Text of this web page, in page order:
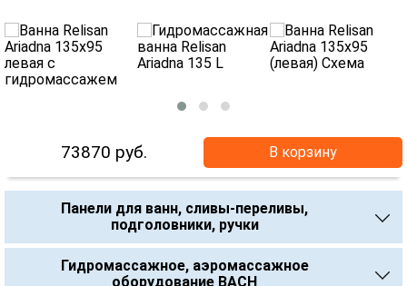
73870 руб. В корзину
Панели для ванн, сливы-переливы,
подголовники, ручки
Гидромассажное, аэромассажное
оборудование BACH